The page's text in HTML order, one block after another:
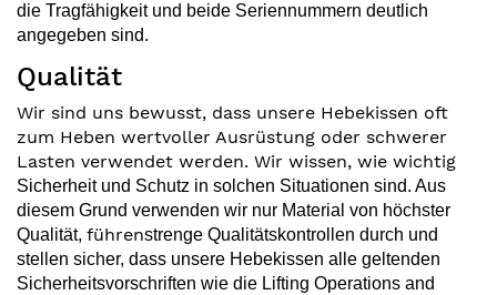
die Tragfähigkeit und beide Seriennummern deutlich
angegeben sind.
Qualität
Wir sind uns bewusst, dass unsere Hebekissen oft
zum Heben wertvoller Ausrüstung oder schwerer
Lasten verwendet werden. Wir wissen, wie wichtig
Sicherheit und Schutz in solchen Situationen sind. Aus
diesem Grund verwenden wir nur Material von höchster
Qualität, führenstrenge Qualitätskontrollen durch und
stellen sicher, dass unsere Hebekissen alle geltenden
Sicherheitsvorschriften wie die Lifting Operations and